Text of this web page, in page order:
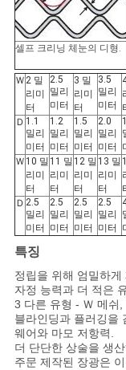
셀프 크리닝 체눈의 디형.
Ｗ2 밀
리미
터
2.5
밀리
미터
3 밀
리미
터
3.5
밀리
미터
Ｄ 1.1
밀리
미터
1.2
밀리
미터
1.5
밀리
미터
2.0
밀리
미터
Ｗ 10 밀
리미
터
11 밀
리미
터
12 밀
리미
터
13 밀
리미
터
Ｄ 2.5
밀리
미터
2.5
밀리
미터
2.5
밀리
미터
2.5
밀리
미터
특징
정립을 위해 엄밀하게
자정 능력과 더 적은
3 다른 유형 - Ｗ 메쉬
블라인딩과 플러깅을
웨어와 마모 저항력.
더 단단한 상술을 생
주문 제작된 장광은